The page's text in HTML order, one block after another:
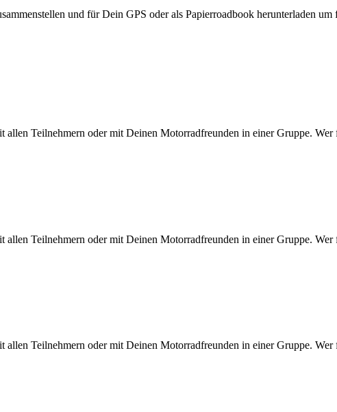
und für Dein GPS oder als Papierroadbook herunterladen
Teilnehmern oder mit Deinen Motorradfreunden in einer Gruppe. Wer
Teilnehmern oder mit Deinen Motorradfreunden in einer Gruppe. Wer
Teilnehmern oder mit Deinen Motorradfreunden in einer Gruppe. Wer